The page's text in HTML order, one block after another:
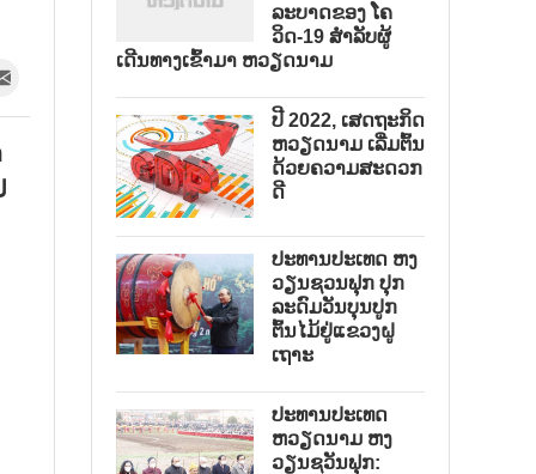
ລະບາດຂອງ ໂຄ
ວິດ-19 ສຳລັບຜູ້
ເດີນທາງເຂົ້າມາ ຫວຽດນາມ
ປີ 2022, ເສດຖະກິດ
ຫວຽດນາມ ເລີ່ມຕົ້ນ
ດ້ວຍຄວາມສະດວກ
ດີ
ປະທານປະເທດ ຫງ
ວຽນຊວນຟຸກ ປຸກ
ລະດົມວັນບຸນປູກ
ຕົ້ນໄມ້ຢູ່ແຂວງຝູ
ເຖາະ
ປະທານປະເທດ
ຫວຽດນາມ ຫງ
ວຽນຊວັນຟຸກ: